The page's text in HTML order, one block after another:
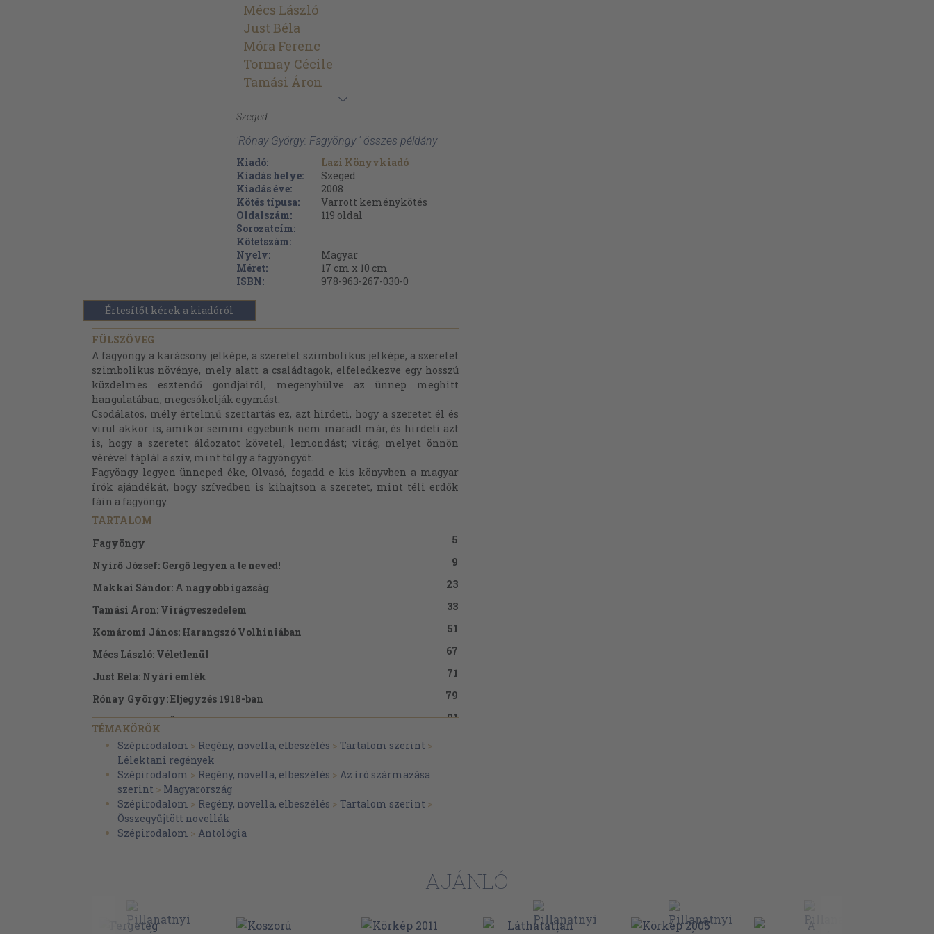
Mécs László
Just Béla
Móra Ferenc
Tormay Cécile
Tamási Áron
Szeged
'Rónay György: Fagyöngy ' összes példány
Kiadó:
Lazi Könyvkiadó
Kiadás helye:
Szeged
Kiadás éve:
2008
Kötés típusa:
Varrott keménykötés
Oldalszám:
119 oldal
Sorozatcím:
Kötetszám:
Nyelv:
Magyar
Méret:
17 cm x 10 cm
ISBN:
978-963-267-030-0
Értesítőt kérek a kiadóról
FÜLSZÖVEG
A fagyöngy a karácsony jelképe, a szeretet szimbolikus jelképe, a szeretet
szimbolikus növénye, mely alatt a családtagok, elfeledkezve egy hosszú
küzdelmes esztendő gondjairól, megenyhülve az ünnep meghitt
hangulatában, megcsókolják egymást.
Csodálatos, mély értelmű szertartás ez, azt hirdeti, hogy a szeretet él és
virul akkor is, amikor semmi egyebünk nem maradt már, és hirdeti azt
is, hogy a szeretet áldozatot követel, lemondást; virág, melyet önnön
vérével táplál a szív, mint tölgy a fagyöngyöt.
Fagyöngy legyen ünneped éke, Olvasó, fogadd e kis könyvben a magyar
írók ajándékát, hogy szívedben is kihajtson a szeretet, mint téli erdők
fáin a fagyöngy.
TARTALOM
Fagyöngy
5
Nyírő József: Gergő legyen a te neved!
9
Makkai Sándor: A nagyobb igazság
23
Tamási Áron: Virágveszedelem
33
Komáromi János: Harangszó Volhiniában
51
Mécs László: Véletlenül
67
Just Béla: Nyári emlék
71
Rónay György: Eljegyzés 1918-ban
79
Tormay Cécile: Ő volt
91
Kosztolányi Dezső: Szeretet
Márai Sándor: Ólomöntés
Móra Ferenc: Szánkóút
TÉMAKÖRÖK
Szépirodalom > Regény, novella, elbeszélés > Tartalom szerint >
Lélektani regények
Szépirodalom > Regény, novella, elbeszélés > Az író származása
szerint > Magyarország
Szépirodalom > Regény, novella, elbeszélés > Tartalom szerint >
Összegyűjtött novellák
Szépirodalom > Antológia
AJÁNLÓ